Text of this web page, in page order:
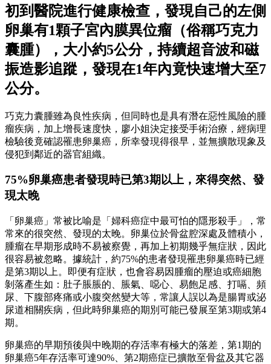
初到醫院進行健康檢查，發現自己的左側
卵巢有1顆子宮內膜異位瘤（俗稱巧克力
囊腫），大小約5公分，持續超音波和磁
振造影追蹤，發現在1年內竟快速增大至7
公分。
巧克力囊腫雖為良性疾病，但同時也是具有潛在惡性風險的腫
瘤疾病，加上增長速度快，廖小姐決定接受手術治療，經病理
檢驗後竟確認罹患卵巢癌，所幸發現得很早，並無擴散現象及
侵犯到鄰近的器官組織。
75%卵巢癌患者發現時已第3期以上，來得突然、發
現太晚
「卵巢癌」常被比喻是「婦科癌症中最可怕的隱形殺手」，常
常來的很突然、發現的太晚。卵巢位於骨盆腔深處及體積小，
腫瘤在早期形成時不易被察覺，再加上初期幾乎無症狀，因此
很容易被忽略。據統計，約75%的患者發現罹患卵巢癌時已經
是第3期以上。即便有症狀，也會容易因腫瘤的壓迫或癌細胞
剝落產生如：肚子脹脹的、脹氣、噁心、易飽足感、打嗝、頻
尿、下腹部疼痛或小腹突然變大等，常讓人誤以為是腸胃或泌
尿道相關疾病，但此時卵巢癌的期別可能已發展至第3期或第4
期。
卵巢癌的早期預後與中晚期的存活率有極大的落差，第1期的
卵巢癌5年存活率可達90%、第2期癌症已擴散至骨盆及其它器